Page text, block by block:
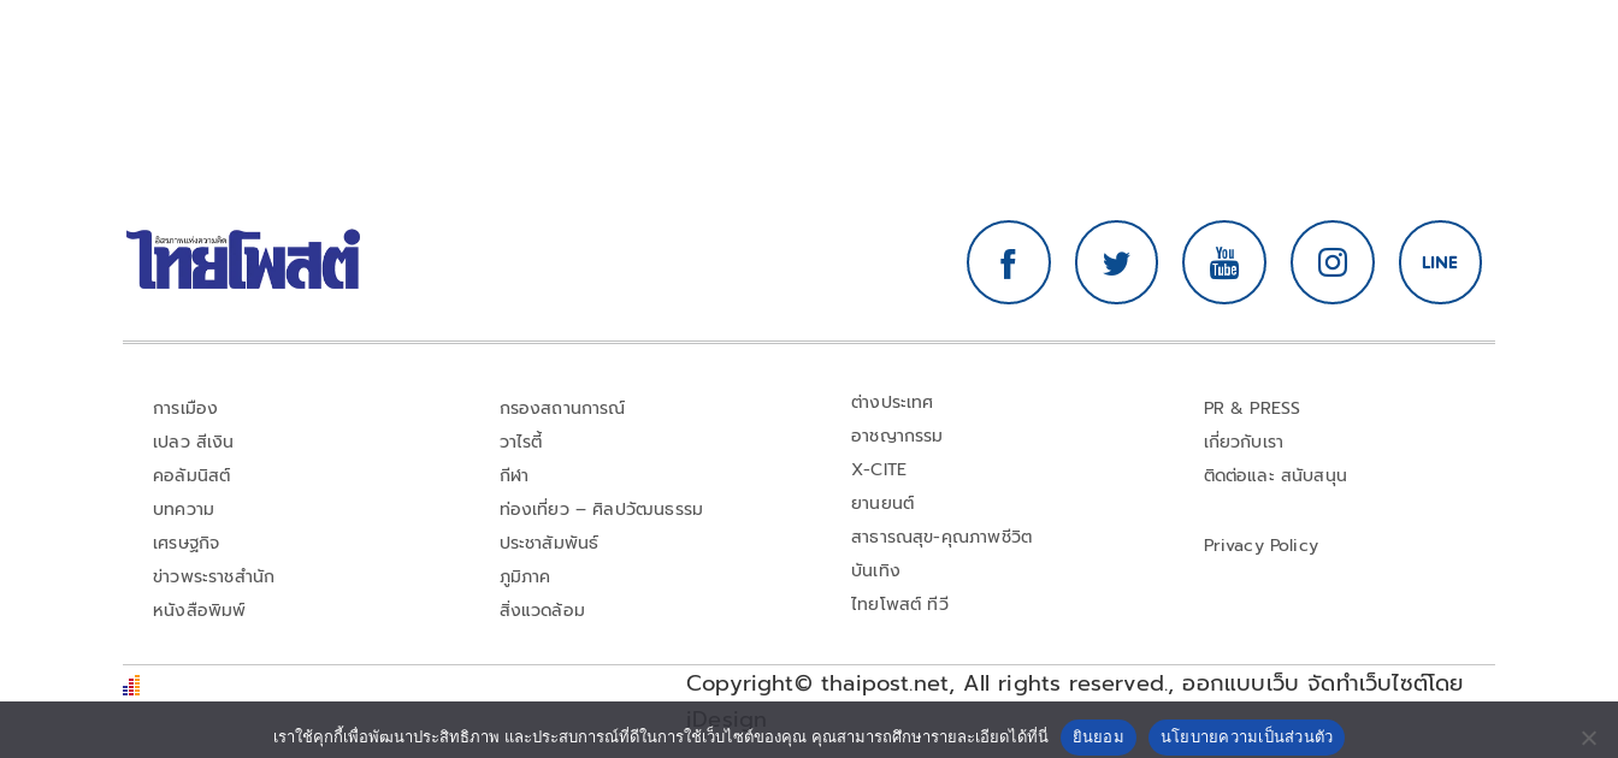
การเมือง
เปลว สีเงิน
คอลัมนิสต์
บทความ
เศรษฐกิจ
ข่าวพระราชสำนัก
หนังสือพิมพ์
กรองสถานการณ์
วาไรตี้
กีฬา
ท่องเที่ยว – ศิลปวัฒนธรรม
ประชาสัมพันธ์
ภูมิภาค
สิ่งแวดล้อม
ต่างประเทศ
อาชญากรรม
X-CITE
ยานยนต์
สาธารณสุข-คุณภาพชีวิต
บันเทิง
ไทยโพสต์ ทีวี
PR & PRESS
เกี่ยวกับเรา
ติดต่อและ สนับสนุน
Privacy Policy
Copyright© thaipost.net, All rights reserved.,ออกแบบเว็บ จัดทำเว็บไซต์โดย
iDesign
เราใช้คุกกี้เพื่อพัฒนาประสิทธิภาพ และประสบการณ์ที่ดีในการใช้เว็บไซต์ของคุณ คุณสามารถศึกษารายละเอียดได้ที่นี่ ยินยอม นโยบายความเป็นส่วนตัว